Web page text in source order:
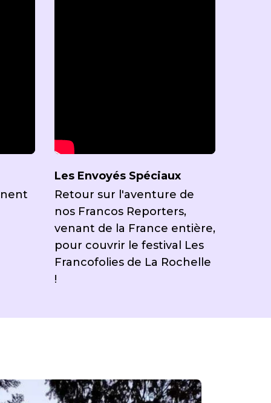
Les Envoyés Spéciaux
Retour sur l'aventure de
nos Francos Reporters,
venant de la France entière,
pour couvrir le festival Les
Francofolies de La Rochelle
!